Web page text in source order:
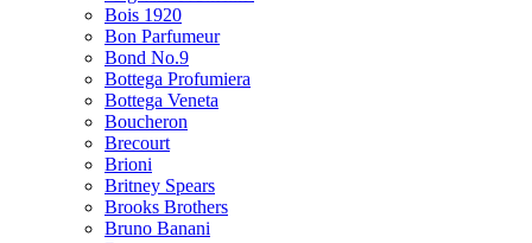
Bois 1920
Bon Parfumeur
Bond No.9
Bottega Profumiera
Bottega Veneta
Boucheron
Brecourt
Brioni
Britney Spears
Brooks Brothers
Bruno Banani